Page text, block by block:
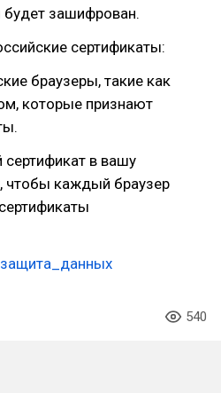
будет зашифрован.
сертификаты:
браузеры, такие как
которые признают
сертификат в вашу
чтобы каждый браузер
540